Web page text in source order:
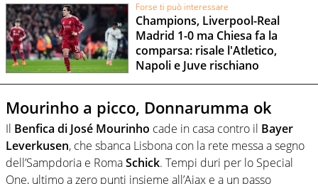
Forse ti può interessare
Champions, Liverpool-Real
Madrid 1-0 ma Chiesa fa la
comparsa: risale l'Atletico,
Napoli e Juve rischiano
Mourinho a picco, Donnarumma ok
Il Benfica di José Mourinho cade in casa contro il Bayer
Leverkusen, che sbanca Lisbona con la rete messa a segno
dell’Sampdoria e RomaSchick. Tempi duri per lo Special
One, ultimo a zero punti insieme all’Ajax e a un passo